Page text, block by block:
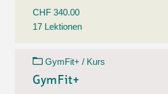
CHF 340.00
17 Lektionen
GymFit+ / Kurs
GymFit+